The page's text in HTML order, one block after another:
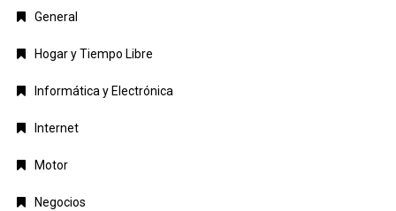
General
Hogar y Tiempo Libre
Informática y Electrónica
Internet
Motor
Negocios